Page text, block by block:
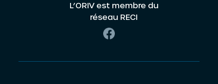
L’ORIV est membre du
réseau RECI